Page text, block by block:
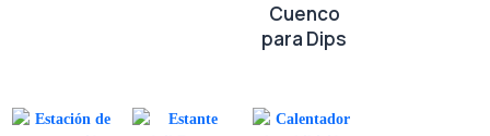
Cuenco
para Dips